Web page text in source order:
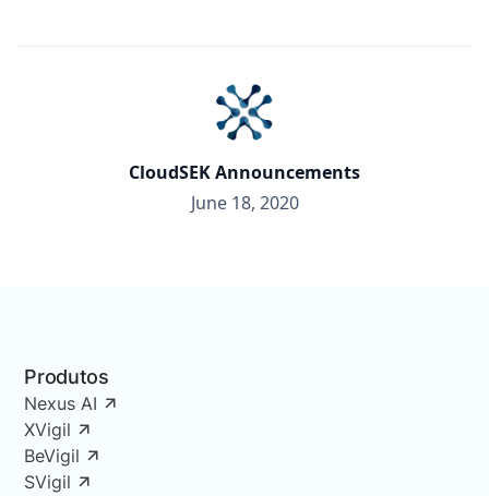
CloudSEK Announcements
June 18, 2020
Produtos
Nexus AI
XVigil
BeVigil
SVigil